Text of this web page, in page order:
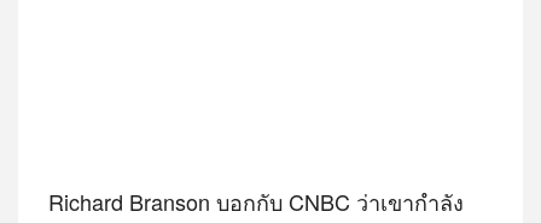
Richard Branson บอกกับ CNBC ว่าเขากำลัง